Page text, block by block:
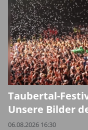
Taubertal-
Unsere Bilder
06.08.2026 16:30